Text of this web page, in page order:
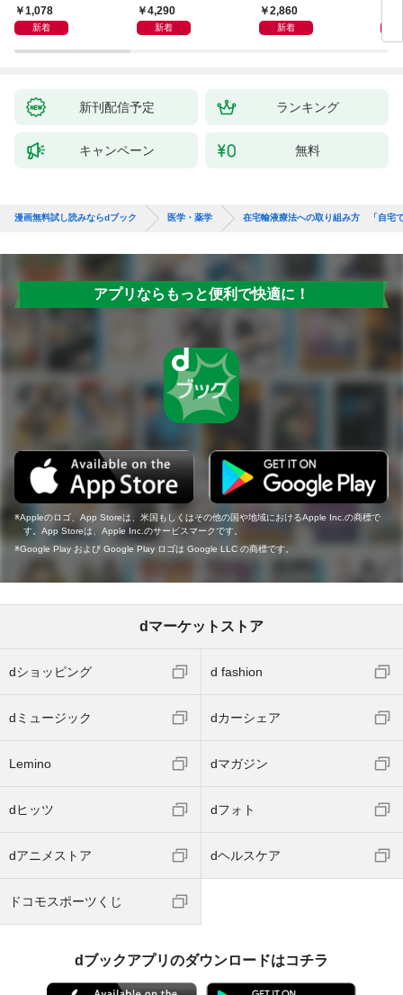
治療・再発防止する
1,078
新着
へつなぐ
4,290
新着
2,860
新着
た
新刊配信予定 ランキング
キャンペーン 無料
漫画無料試し読みならdブック 医学・薬学 在宅輸液療法への取り組み方 「自宅
アプリならもっと便利で快適に！
Appleのロゴ、App Storeは、米国もしくはその他の国や地域におけるApple Inc.の商標で
す。App Storeは、Apple Inc.のサービスマークです。
Google Play および Google Play ロゴは Google LLC の商標です。
dマーケットストア
dショッピング d fashion
dミュージック dカーシェア
Lemino dマガジン
dヒッツ dフォト
dアニメストア dヘルスケア
ドコモスポーツくじ
dブックアプリのダウンロードはコチラ